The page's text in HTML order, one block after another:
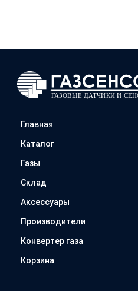
Главная
Каталог
Газы
Склад
Аксессуары
Производители
Конвертер газа
Корзина